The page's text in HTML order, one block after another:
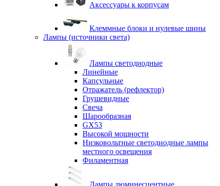
Аксессуары к корпусам
Клеммные блоки и нулевые шины
Лампы (источники света)
Лампы светодиодные
Линейные
Капсульные
Отражатель (рефлектор)
Грушевидные
Свеча
Шарообразная
GX53
Высокой мощности
Низковольтные светодиодные лампы
местного освещения
Филаментная
Лампы люминесцентные